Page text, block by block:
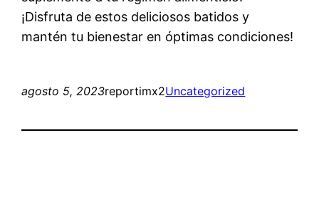
¡Disfruta de estos deliciosos batidos y
mantén tu bienestar en óptimas condiciones!
agosto 5, 2023reportimx2Uncategorized